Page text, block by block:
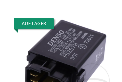
AUF LAGER